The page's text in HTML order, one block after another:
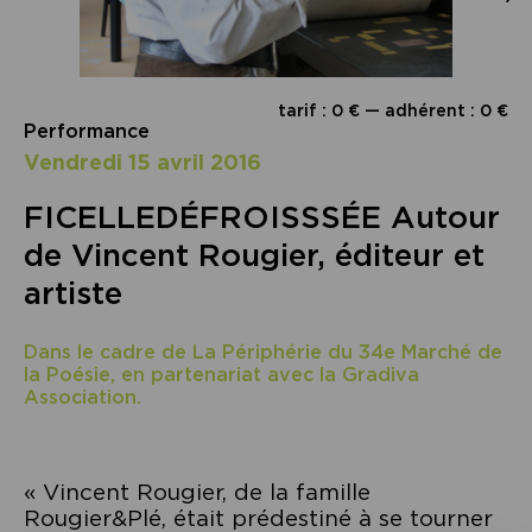
tarif : 0 € — adhérent : 0 €
Performance
vendredi 15 avril 2016
FICELLEDÉFROISSSÉE Autour
de Vincent Rougier, éditeur et
artiste
Dans le cadre de La Périphérie du 34e Marché de
la Poésie, en partenariat avec la Gradiva
Association.
« Vincent Rougier, de la famille
Rougier&Plé, était prédestiné à se tourner